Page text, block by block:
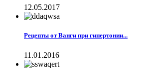
12.05.2017
Рецепты от Ванги при гипертонии...
11.01.2016